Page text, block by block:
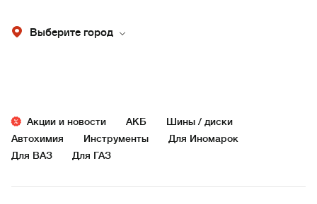
Выберите город
Акции и новости АКБ
Шины / диски
Автохимия
Инструменты
Для Иномарок
Для ВАЗ
Для ГАЗ